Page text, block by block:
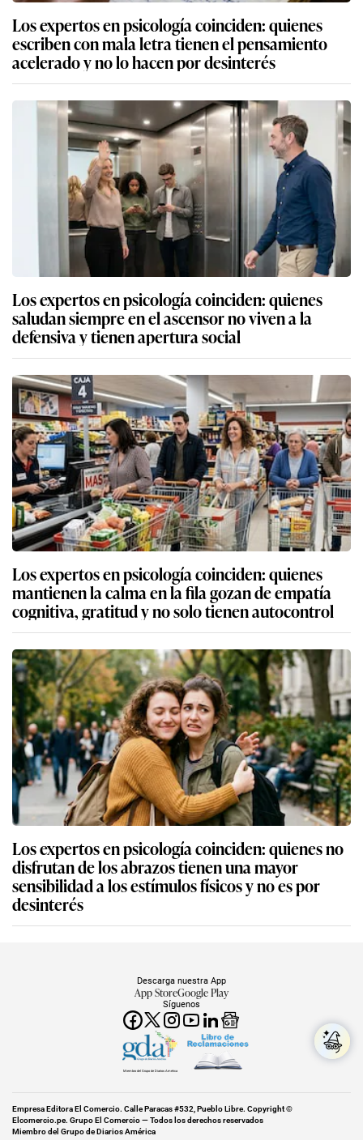
Los expertos en psicología coinciden: quienes
escriben con mala letra tienen el pensamiento
acelerado y no lo hacen por desinterés
Los expertos en psicología coinciden: quienes
saludan siempre en el ascensor no viven a la
defensiva y tienen apertura social
Los expertos en psicología coinciden: quienes
mantienen la calma en la fila gozan de empatía
cognitiva, gratitud y no solo tienen autocontrol
Los expertos en psicología coinciden: quienes no
disfrutan de los abrazos tienen una mayor
sensibilidad a los estímulos físicos y no es por
desinterés
Síguenos
Descarga nuestra App
App StoreGoogle Play
Miembro del Grupo de Diarios América
Empresa Editora El Comercio. Calle Paracas #532, Pueblo Libre. Copyright ©
Elcomercio.pe. Grupo El Comercio — Todos los derechos reservados
Miembro del Grupo de Diarios América